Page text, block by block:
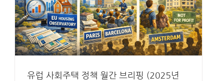
유럽 사회주택 정책 월간 브리핑 (2025년